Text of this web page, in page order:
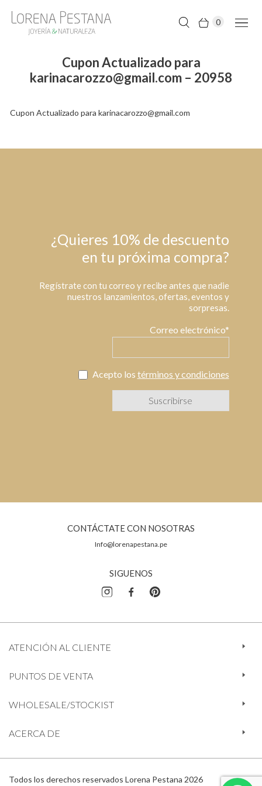
0
Cupon Actualizado para
karinacarozzo@gmail.com – 20958
Cupon Actualizado para karinacarozzo@gmail.com
¿Quieres 10% de descuento
en tu próxima compra?
Regístrate con tu correo y recibe antes que nadie
nuestros lanzamientos, ofertas, eventos y
sorpresas.
Correo electrónico*
Acepto los términos y condiciones
CONTÁCTATE CON NOSOTRAS
Info@lorenapestana.pe
SIGUENOS
ATENCIÓN AL CLIENTE
PUNTOS DE VENTA
WHOLESALE/STOCKIST
ACERCA DE
Todos los derechos reservados Lorena Pestana 2026